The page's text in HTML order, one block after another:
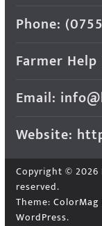
Phone:
Farmer Help
Email:
Website:
Copyright © 2026
reserved.
Theme: ColorMag
WordPress.